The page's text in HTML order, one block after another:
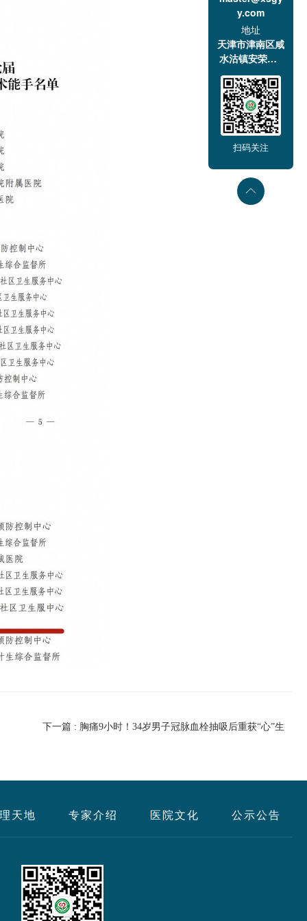
下一篇 : 胸痛9小时！34岁男子冠脉血栓抽吸后重获“心”生
天地 专家介绍 医院文化 公示公告
y.com
地址
天津市津南区咸
水沽镇安荣道1
号
扫码关注